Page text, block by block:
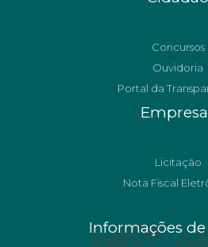
Concursos
Ouvidoria
Portal da
Licitação
Nota Fiscal
Informações